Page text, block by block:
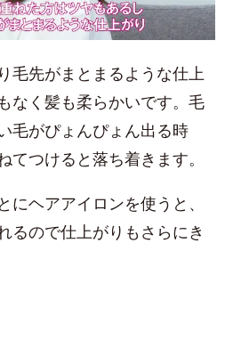
毛先がまとまるような仕上
なく髪も柔らかいです。毛
毛がぴょんぴょん出る時
てつけると落ち着きます。
にヘアアイロンを使うと、
るので仕上がりもさらにき